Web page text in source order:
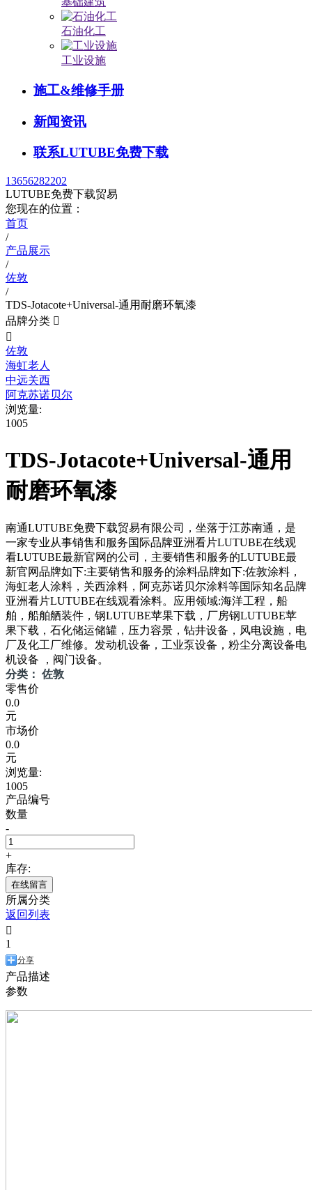
石油化工
工业设施
施工&维修手册
新闻资讯
联系LUTUBE免费下载
13656282202
LUTUBE免费下载贸易
您现在的位置：
首页
/
产品展示
/
佐敦
/
TDS-Jotacote+Universal-通用耐磨环氧漆
品牌分类 

佐敦
海虹老人
中远关西
阿克苏诺贝尔
浏览量:
1005
TDS-Jotacote+Universal-通用
耐磨环氧漆
南通LUTUBE免费下载贸易有限公司，坐落于江苏南通，是
一家专业从事销售和服务国际品牌亚洲看片LUTUBE在线观
看LUTUBE最新官网的公司，主要销售和服务的LUTUBE最
新官网品牌如下:主要销售和服务的涂料品牌如下:佐敦涂料，
海虹老人涂料，关西涂料，阿克苏诺贝尔涂料等国际知名品牌
亚洲看片LUTUBE在线观看涂料。应用领域:海洋工程，船
舶，船舶舾装件，钢LUTUBE苹果下载，厂房钢LUTUBE苹
果下载，石化储运储罐，压力容景，钻井设备，风电设施，电
厂及化工厂维修。发动机设备，工业泵设备，粉尘分离设备电
机设备 ，阀门设备。
分类： 佐敦
零售价
0.0
元
市场价
0.0
元
浏览量:
1005
产品编号
数量
-
+
库存:
在线留言
所属分类
返回列表

1
分享
产品描述
参数